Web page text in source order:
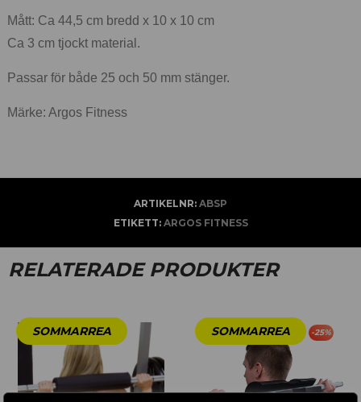
Mått: Ca 44,5 cm bredd x 10 x 10 cm
Ca 3 cm tjockt material.
Passar för både 25 och 50 mm stänger.
Märke: Argos Fitness
ARTIKELNR: ABSP
ETIKETT: ARGOS FITNESS
RELATERADE PRODUKTER
-25%